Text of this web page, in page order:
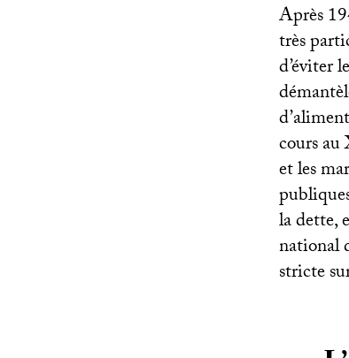
Après
très
d’éviter
cours au
et les
la dette,
national
stricte